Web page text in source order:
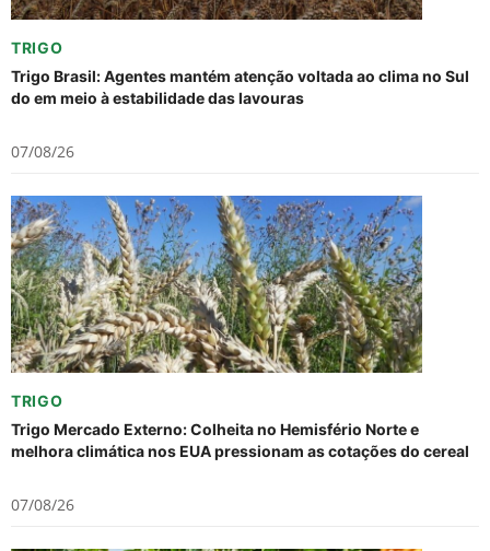
TRIGO
Trigo Brasil: Agentes mantém atenção voltada ao clima no Sul
do em meio à estabilidade das lavouras
07/08/26
TRIGO
Trigo Mercado Externo: Colheita no Hemisfério Norte e
melhora climática nos EUA pressionam as cotações do cereal
07/08/26